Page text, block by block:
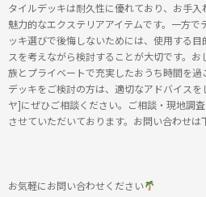
タイルデッキは耐久性に優れており、お手
魅力的なエクステリアアイテムです。一方
ッキ選びで後悔しないためには、使用する
スを考えながら検討することが大切です。
族とプライベートで充実したおうち時間を過
デッキをご検討の方は、適切なアドバイスを
ヤ]にぜひご相談ください。ご相談・現地調
させていただいております。お問い合わせは
お気軽にお問い合わせください